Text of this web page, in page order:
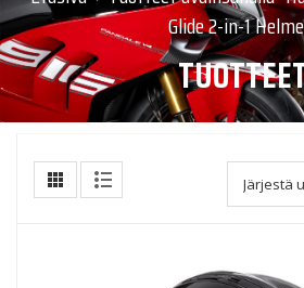
Glide 2-in-1